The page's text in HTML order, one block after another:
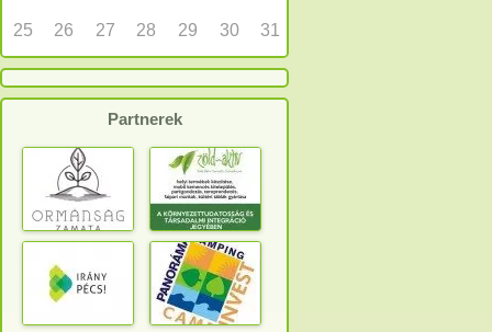
25 26 27 28 29 30 31
Partnerek